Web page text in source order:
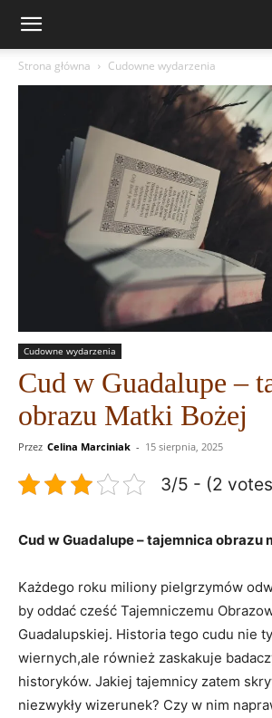
Strona główna Cudowne wydarzenia
Cudowne wydarzenia
Cud w Guadalupe –
obrazu Matki Bożej
Przez Celina Marciniak - 15 sierpnia, 2025
3/5 - (2
Cud ⁣w Guadalupe – tajemnica obrazu
Każdego roku miliony pielgrzymów
by⁣ oddać​ cześć Tajemniczemu
Guadalupskiej. ‍Historia tego cudu ⁢nie
wiernych,ale również zaskakuje​
historyków.⁢ Jakiej tajemnicy zatem
⁤niezwykły wizerunek? Czy w nim